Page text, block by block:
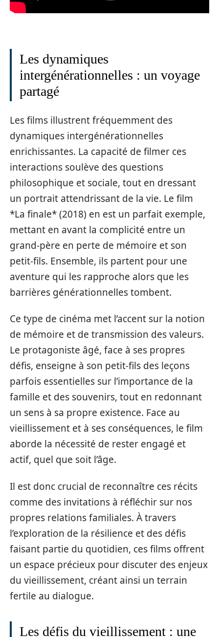
Les dynamiques
intergénérationnelles : un voyage
partagé
Les films illustrent fréquemment des
dynamiques intergénérationnelles
enrichissantes. La capacité de filmer ces
interactions soulève des questions
philosophique et sociale, tout en dressant
un portrait attendrissant de la vie. Le film
*La finale* (2018) en est un parfait exemple,
mettant en avant la complicité entre un
grand-père en perte de mémoire et son
petit-fils. Ensemble, ils partent pour une
aventure qui les rapproche alors que les
barrières générationnelles tombent.
Ce type de cinéma met l’accent sur la notion
de mémoire et de transmission des valeurs.
Le protagoniste âgé, face à ses propres
défis, enseigne à son petit-fils des leçons
parfois essentielles sur l’importance de la
famille et des souvenirs, tout en redonnant
un sens à sa propre existence. Face au
vieillissement et à ses conséquences, le film
aborde la nécessité de rester engagé et
actif, quel que soit l’âge.
Il est donc crucial de reconnaître ces récits
comme des invitations à réfléchir sur nos
propres relations familiales. À travers
l’exploration de la résilience et des défis
faisant partie du quotidien, ces films offrent
un espace précieux pour discuter des enjeux
du vieillissement, créant ainsi un terrain
fertile au dialogue.
Les défis du vieillissement : une